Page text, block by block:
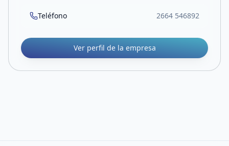
Teléfono 2664 546892
Ver perfil de la empresa